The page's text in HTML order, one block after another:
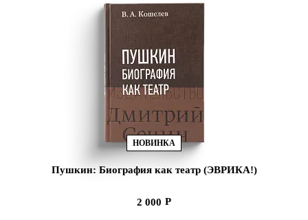
НОВИНКА
Пушкин: Биография как театр (ЭВРИКА!)
2 000